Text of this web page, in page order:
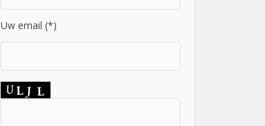
Uw email (*)